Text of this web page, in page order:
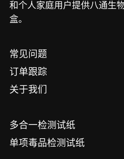
和个人家庭用户提供八通生
盒。
常见问题
订单跟踪
关于我们
多合一检测试纸
单项毒品检测试纸